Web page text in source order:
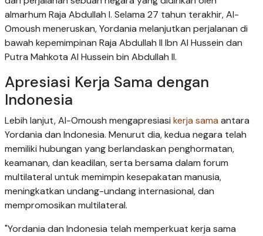
almarhum Raja Abdullah I. Selama 27 tahun terakhir, Al-
Omoush meneruskan, Yordania melanjutkan perjalanan di
bawah kepemimpinan Raja Abdullah II Ibn Al Hussein dan
Putra Mahkota Al Hussein bin Abdullah II.
Apresiasi Kerja Sama dengan
Indonesia
Lebih lanjut, Al-Omoush mengapresiasi kerja sama antara
Yordania dan Indonesia. Menurut dia, kedua negara telah
memiliki hubungan yang berlandaskan penghormatan,
keamanan, dan keadilan, serta bersama dalam forum
multilateral untuk memimpin kesepakatan manusia,
meningkatkan undang-undang internasional, dan
mempromosikan multilateral.
"Yordania dan Indonesia telah memperkuat kerja sama